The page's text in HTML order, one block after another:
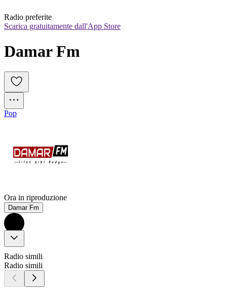
Radio preferite
Scarica gratuitamente dall'App Store
Damar Fm
Pop
Ora in riproduzione
Damar Fm
Radio simili
Radio simili